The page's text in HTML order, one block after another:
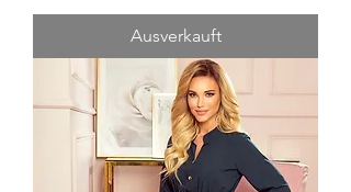
Ausverkauft